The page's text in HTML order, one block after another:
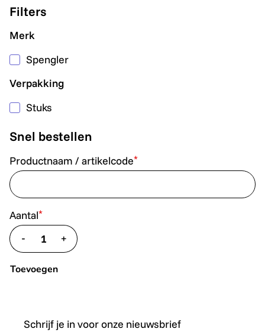
Filters
Merk
Spengler
Verpakking
Stuks
Snel bestellen
Productnaam / artikelcode*
Aantal*
- translate.decrease
+translate.increase
Toevoegen
Schrijf je in voor onze nieuwsbrief